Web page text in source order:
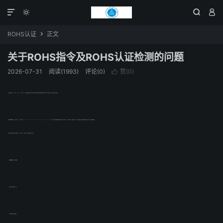
  

ROHS认证  正文
关于ROHS指令及ROHS认证检测的问题
2026-07-31 阅读(1993) 评论(0)  赞(0)